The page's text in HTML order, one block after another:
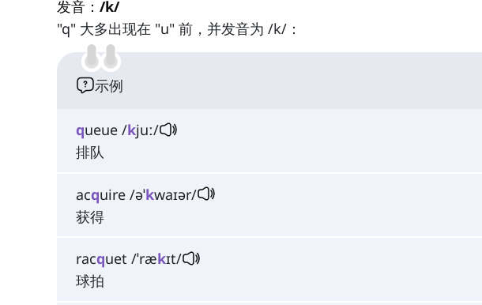
发音：/k/
"q" 大多出现在 "u" 前，并发音为 /k/：
示例
queue /kjuː/
排队
acquire /əˈkwaɪər/
获得
racquet /ˈrækɪt/
球拍